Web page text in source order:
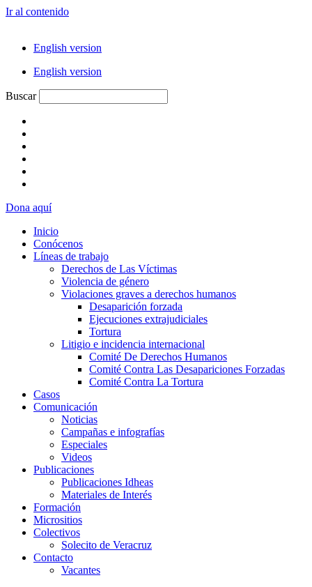
Ir al contenido
English version
English version
Buscar
Dona aquí
Inicio
Conócenos
Líneas de trabajo
Derechos de Las Víctimas
Violencia de género
Violaciones graves a derechos humanos
Desaparición forzada​
Ejecuciones extrajudiciales
Tortura
Litigio e incidencia internacional
Comité De Derechos Humanos​
Comité Contra Las Desapariciones Forzadas
Comité Contra La Tortura​
Casos
Comunicación
Noticias
Campañas e infografías
Especiales
Videos
Publicaciones
Publicaciones Idheas
Materiales de Interés
Formación
Micrositios
Colectivos
Solecito de Veracruz
Contacto
Vacantes